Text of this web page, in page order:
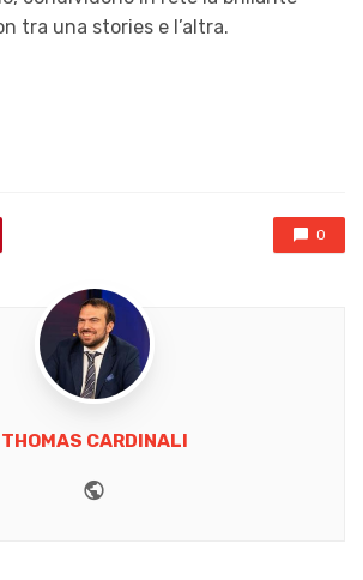
tra una stories e l’altra.
0
THOMAS CARDINALI